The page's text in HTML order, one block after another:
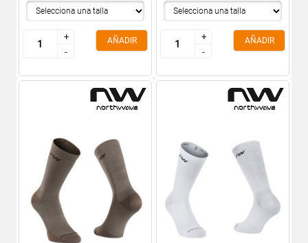
+
-
+
-
AÑADIR
+
-
+
-
AÑADIR